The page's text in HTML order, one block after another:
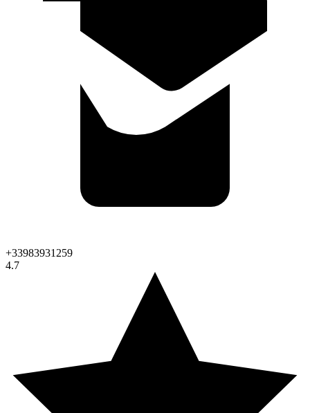
+33983931259
4.7